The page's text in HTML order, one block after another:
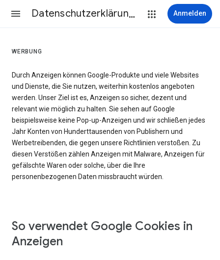
Datenschutzerklärung & Nutzungsbedingungen Anmelden
WERBUNG
Durch Anzeigen können Google-Produkte und viele Websites
und Dienste, die Sie nutzen, weiterhin kostenlos angeboten
werden. Unser Ziel ist es, Anzeigen so sicher, dezent und
relevant wie möglich zu halten. Sie sehen auf Google
beispielsweise keine Pop-up-Anzeigen und wir schließen jedes
Jahr Konten von Hunderttausenden von Publishern und
Werbetreibenden, die gegen unsere Richtlinien verstoßen. Zu
diesen Verstößen zählen Anzeigen mit Malware, Anzeigen für
gefälschte Waren oder solche, über die Ihre
personenbezogenen Daten missbraucht würden.
So verwendet Google Cookies in
Anzeigen